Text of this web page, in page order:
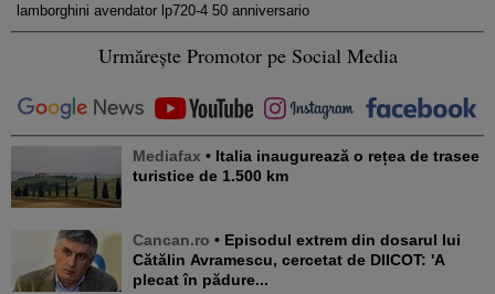
lamborghini avendator lp720-4 50 anniversario
Urmărește Promotor pe Social Media
Mediafax • Italia inaugurează o rețea de trasee
turistice de 1.500 km
Cancan.ro • Episodul extrem din dosarul lui
Cătălin Avramescu, cercetat de DIICOT: 'A
plecat în pădure...